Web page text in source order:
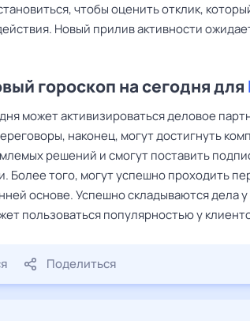
чтобы оценить отклик,
Новый прилив активности
гороскоп на сегодня для
может активизироваться деловое
наконец, могут достигнуть
решений и смогут поставить
Более того, могут успешно проходить
основе. Успешно складываются дела
пользоваться популярностью у
Поделиться